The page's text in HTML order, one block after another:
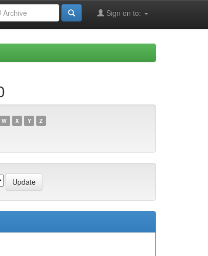
Sign on to:
W X Y Z